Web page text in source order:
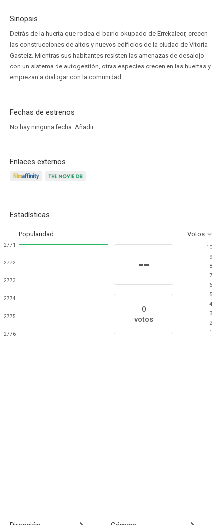
Sinopsis
Detrás de la huerta que rodea el barrio okupado de Errekaleor, crecen
las construcciones de altos y nuevos edificios de la ciudad de Vitoria-
Gasteiz. Mientras sus habitantes resisten las amenazas de desalojo
con un sistema de autogestión, otras especies crecen en las huertas y
empiezan a dialogar con la comunidad.
Fechas de estrenos
No hay ninguna fecha. Añadir
Enlaces externos
Estadísticas
Popularidad Votos
2771
2772
2773
2774
2775
2776
--
0
votos
10
9
8
7
6
5
4
3
2
1